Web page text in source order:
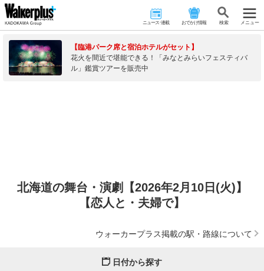
ニュース･連載 おでかけ情報 検 索 メニュー
【臨港パーク席と宿泊ホテルがセット】
花火を間近で堪能できる！「みなとみらいフェスティバ
ル」鑑賞ツアーを販売中
北海道の舞台・演劇【2026年2月10日(火)】
【恋人と・夫婦で】
ウォーカープラス掲載の駅・路線について
日付から探す